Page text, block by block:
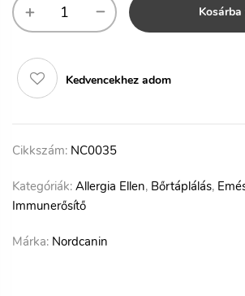
Kedvencekhez adom
Cikkszám: NC0035
Kategóriák: Allergia Ellen, Bőrtáplálás,
Immunerősítő
Márka: Nordcanin